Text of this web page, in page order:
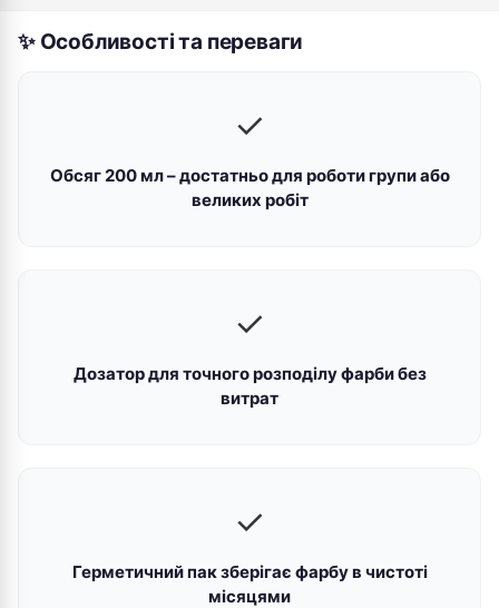
✨ Особливості та переваги
✓
Обсяг 200 мл – достатньо для роботи групи або
великих робіт
✓
Дозатор для точного розподілу фарби без
витрат
✓
Герметичний пак зберігає фарбу в чистоті
місяцями